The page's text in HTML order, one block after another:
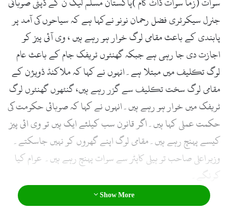
جنرل سیکرٹری فضل رحمان نونو نےکہا ہے کہ سیاحوں کی آمد پر
پابندی کے باعث مقامی لوگ خوار ہو رہے ہیں ، وی آئی پیز کو
اجازت دی جا رہی ہے جبکہ گھنٹوں ٹریفک جام کے باعث عام
لوگ تکلیف میں مبتلا ہے۔انہوں نے کہا کہ ملاکنڈ ڈویژن کے
مقامی لوگ سخت تکلیف سے گزر رہے ہیں، گنٹھوں گھنٹوں لوگ
ٹریفک میں خوار ہو رہے ہیں۔انہوں نے کہا کہ صوبائی حکومت کی
حکمت عملی کہا ہیں۔اگر قانون سب کیلئے ایک ہیں تو وی ائی پیز
کیسے پہنچ رہے ہیں۔مقامی لوگ اپنے گھروں کو نہیں جاسکتے۔
وزیراعلی صاحب تو ہیلی کاپٹر سے سوات پہنچ رہے ہیں۔ عوام کیا
کرنگے۔
Show More